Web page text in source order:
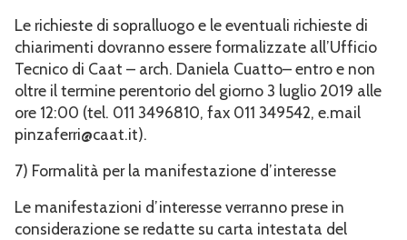
Le richieste di sopralluogo e le eventuali richieste di
chiarimenti dovranno essere formalizzate all’Ufficio
Tecnico di Caat – arch. Daniela Cuatto– entro e non
oltre il termine perentorio del giorno 3 luglio 2019 alle
ore 12:00 (tel. 011 3496810, fax 011 349542, e.mail
pinzaferri@caat.it).
7) Formalità per la manifestazione d’interesse
Le manifestazioni d’interesse verranno prese in
considerazione se redatte su carta intestata del